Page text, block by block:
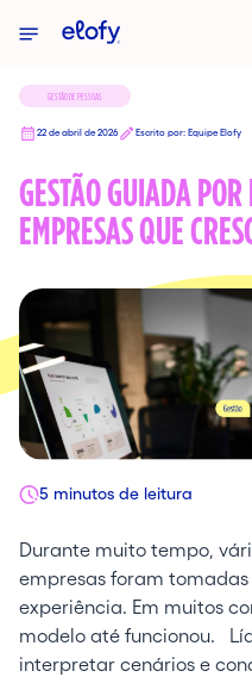
GESTÃO DE PESSOAS
22 de abril de 2026 Escrito por: Equipe Elofy
GESTÃO GUIADA
EMPRESAS QUE
5 minutos de leitura
Durante muito tempo,
empresas foram
experiência. Em muitos
modelo até funcionou.
interpretar cenários e